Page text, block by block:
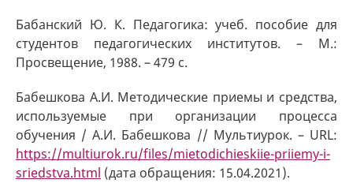
Бабанский Ю. К. Педагогика: учеб. пособие для
студентов педагогических институтов. – М.:
Просвещение, 1988. – 479 с.
Бабешкова А.И. Методические приемы и средства,
используемые при организации процесса
обучения / А.И. Бабешкова // Мультиурок. – URL:
https://multiurok.ru/files/mietodichieskiie-priiemy-i-
sriedstva.html (дата обращения: 15.04.2021).